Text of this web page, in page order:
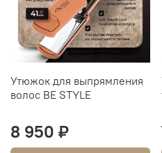
Утюжок для выпрямления
волос BE STYLE
8 950 ₽